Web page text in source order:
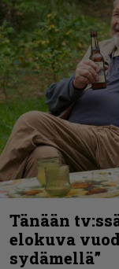
Tänään
elokuva
sydämellä”